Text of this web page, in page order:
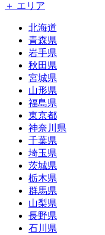
＋ エリア
北海道
青森県
岩手県
秋田県
宮城県
山形県
福島県
東京都
神奈川県
千葉県
埼玉県
茨城県
栃木県
群馬県
山梨県
長野県
石川県